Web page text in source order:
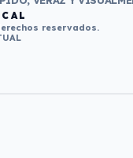
reservados.